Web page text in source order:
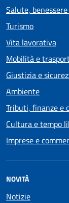
Salute,
Turismo
Vita lavorativa
Mobilità e
Giustizia e
Ambiente
Tributi, finanze e
Cultura e tempo
Imprese e
NOVITÀ
Notizie